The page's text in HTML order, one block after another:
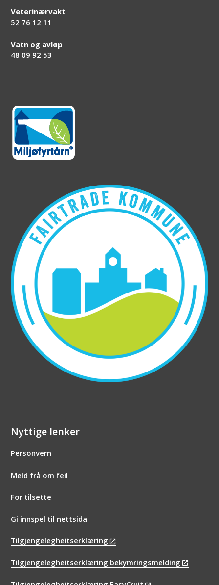
Veterinærvakt
52 76 12 11
Vatn og avløp
48 09 92 53
Nyttige lenker
Personvern
Meld frå om feil
For tilsette
Gi innspel til nettsida
Tilgjengelegheitserklæring
Tilgjengelegheitserklæring bekymringsmelding